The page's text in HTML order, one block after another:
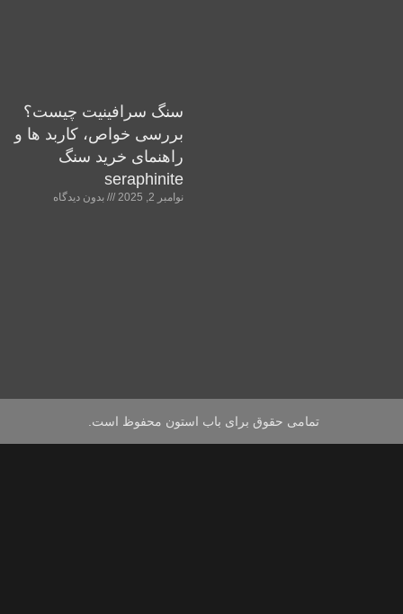
سنگ سرافینیت چیست؟
بررسی خواص، کاربد ها و
راهنمای خرید سنگ
seraphinite
نوامبر 2, 2025 بدون دیدگاه
تمامی حقوق برای باب استون محفوظ است.